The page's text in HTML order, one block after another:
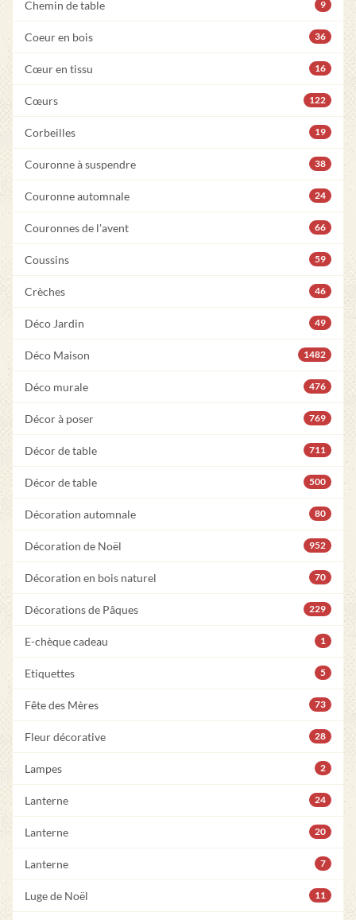
Chemin de table 9
Coeur en bois 36
Cœur en tissu 16
Cœurs 122
Corbeilles 19
Couronne à suspendre 38
Couronne automnale 24
Couronnes de l'avent 66
Coussins 59
Crèches 46
Déco Jardin 49
Déco Maison 1482
Déco murale 476
Décor à poser 769
Décor de table 711
Décor de table 500
Décoration automnale 80
Décoration de Noël 952
Décoration en bois naturel 70
Décorations de Pâques 229
E-chèque cadeau 1
Etiquettes 5
Fête des Mères 73
Fleur décorative 28
Lampes 2
Lanterne 24
Lanterne 20
Lanterne 7
Luge de Noël 11